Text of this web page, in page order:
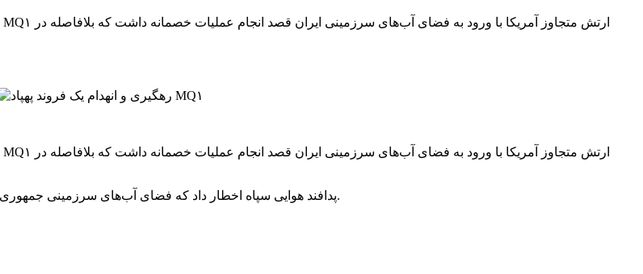
پدافند هوایی سپاه اخطار داد که فضای آب‌های سرزمینی جمهوری اسلامی ایران تحت کنترل ‌کامل قرار دارد و با هر تجاوزی قاطعانه برخورد خواهد شد.